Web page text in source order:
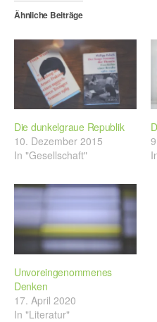
Ähnliche Beiträge
Die dunkelgraue Republik
10. Dezember 2015
In "Gesellschaft"
Unvoreingenommenes
Denken
17. April 2020
In "Literatur"